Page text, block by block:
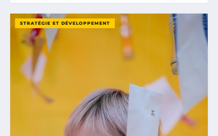
STRATÉGIE ET DÉVELOPPEMENT